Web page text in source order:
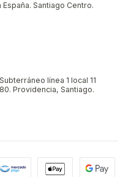
Santiago Centro.
línea 1 local 11
Providencia, Santiago.